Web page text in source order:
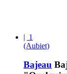
| 1
(Aubiet)
Bajeau